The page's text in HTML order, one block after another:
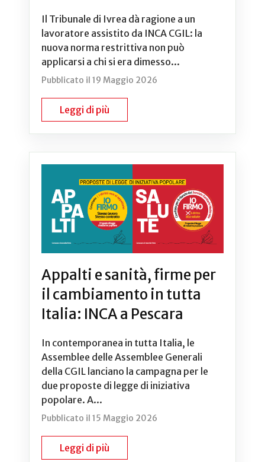
Il Tribunale di Ivrea dà ragione a un
lavoratore assistito da INCA CGIL: la
nuova norma restrittiva non può
applicarsi a chi si era dimesso...
Pubblicato il 19 Maggio 2026
Leggi di più
Appalti e sanità, firme per
il cambiamento in tutta
Italia: INCA a Pescara
In contemporanea in tutta Italia, le
Assemblee delle Assemblee Generali
della CGIL lanciano la campagna per le
due proposte di legge di iniziativa
popolare. A...
Pubblicato il 15 Maggio 2026
Leggi di più